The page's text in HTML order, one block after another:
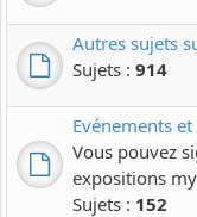
Autres sujets
Sujets : 914
Evénements
Vous pouvez
expositions
Sujets : 152